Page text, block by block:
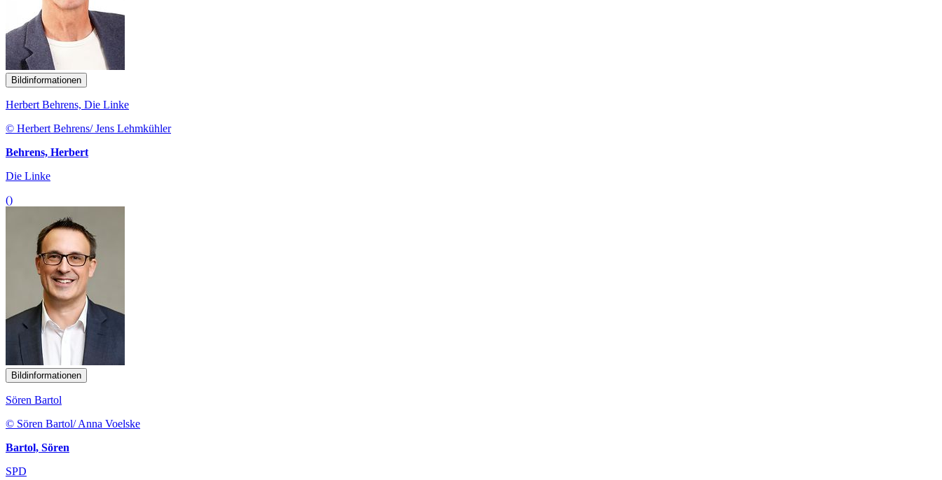
Bildinformationen
Herbert Behrens, Die Linke
© Herbert Behrens/ Jens Lehmkühler
Behrens, Herbert
Die Linke
()
Bildinformationen
Sören Bartol
© Sören Bartol/ Anna Voelske
Bartol, Sören
SPD